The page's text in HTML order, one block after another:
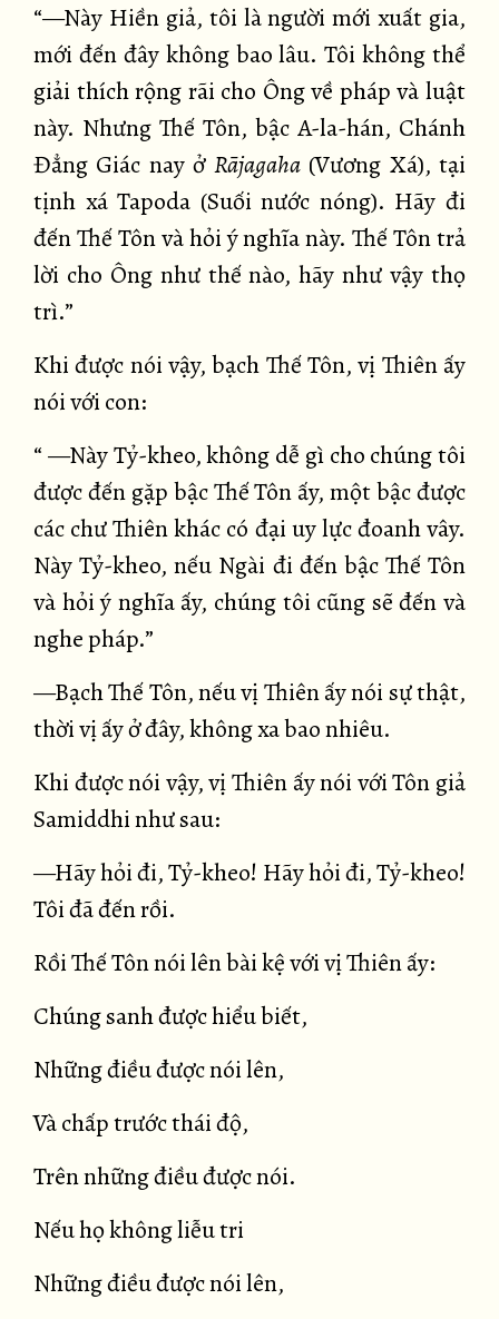
“—Này Hiền giả, tôi là người mới xuất gia,
mới đến đây không bao lâu. Tôi không thể
giải thích rộng rãi cho Ông về pháp và luật
này. Nhưng Thế Tôn, bậc A-la-hán, Chánh
Đẳng Giác nay ở Rājagaha(Vương Xá), tại
tịnh xá Tapoda (Suối nước nóng). Hãy đi
đến Thế Tôn và hỏi ý nghĩa này. Thế Tôn trả
lời cho Ông như thế nào, hãy như vậy thọ
trì.”
Khi được nói vậy, bạch Thế Tôn, vị Thiên ấy
nói với con:
“ —Này Tỷ-kheo, không dễ gì cho chúng tôi
được đến gặp bậc Thế Tôn ấy, một bậc được
các chư Thiên khác có đại uy lực đoanh vây.
Này Tỷ-kheo, nếu Ngài đi đến bậc Thế Tôn
và hỏi ý nghĩa ấy, chúng tôi cũng sẽ đến và
nghe pháp.”
—Bạch Thế Tôn, nếu vị Thiên ấy nói sự thật,
thời vị ấy ở đây, không xa bao nhiêu.
Khi được nói vậy, vị Thiên ấy nói với Tôn giả
Samiddhi như sau:
—Hãy hỏi đi, Tỷ-kheo! Hãy hỏi đi, Tỷ-kheo!
Tôi đã đến rồi.
Rồi Thế Tôn nói lên bài kệ với vị Thiên ấy:
Chúng sanh được hiểu biết,
Những điều được nói lên,
Và chấp trước thái độ,
Trên những điều được nói.
Nếu họ không liễu tri
Những điều được nói lên,